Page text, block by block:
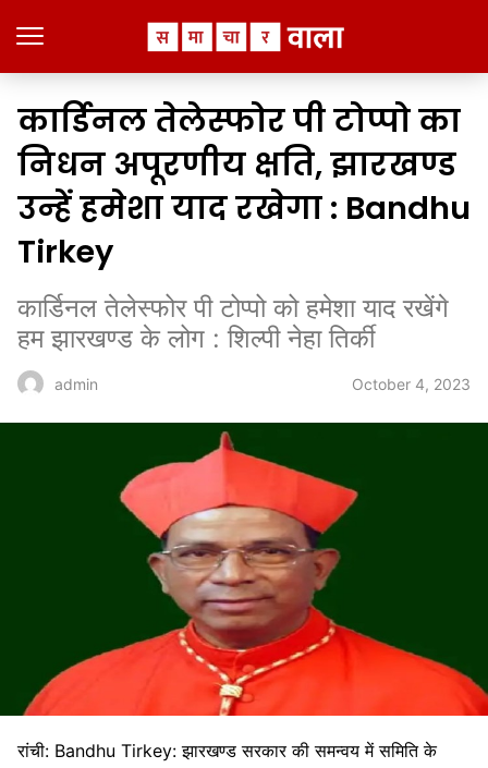
कार्डिनल तेलेस्फोर पी टोप्पो का
निधन अपूरणीय क्षति, झारखण्ड
उन्हें हमेशा याद रखेगा : Bandhu
Tirkey
कार्डिनल तेलेस्फोर पी टोप्पो को हमेशा याद रखेंगे
हम झारखण्ड के लोग : शिल्पी नेहा तिर्की
admin October 4, 2023
रांची: Bandhu Tirkey: झारखण्ड सरकार की समन्वय में समिति के